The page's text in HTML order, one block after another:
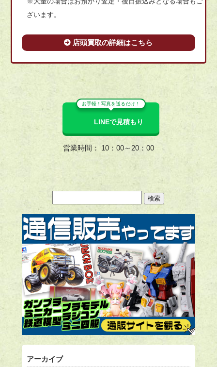
ざいます。
店頭買取の詳細はこちら
お手軽！写真を送るだけ！
LINEで見積もり
営業時間： 10：00～20：00
アーカイブ